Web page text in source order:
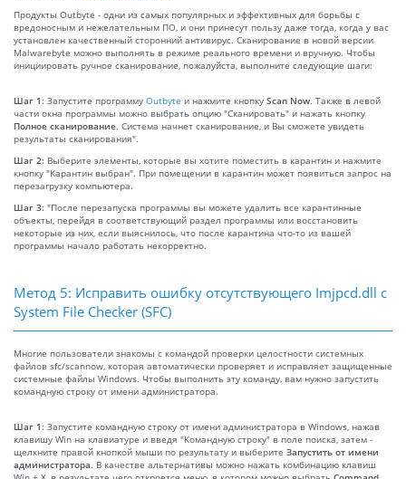
Продукты Outbyte - одни из самых популярных и эффективных для борьбы с
вредоносным и нежелательным ПО, и они принесут пользу даже тогда, когда у вас
установлен качественный сторонний антивирус. Сканирование в новой версии
Malwarebyte можно выполнять в режиме реального времени и вручную. Чтобы
инициировать ручное сканирование, пожалуйста, выполните следующие шаги:
Шаг 1: Запустите программу Outbyte и нажмите кнопку Scan Now. Также в левой
части окна программы можно выбрать опцию "Сканировать" и нажать кнопку
Полное сканирование. Система начнет сканирование, и Вы сможете увидеть
результаты сканирования".
Шаг 2: Выберите элементы, которые вы хотите поместить в карантин и нажмите
кнопку "Карантин выбран". При помещении в карантин может появиться запрос на
перезагрузку компьютера.
Шаг 3: "После перезапуска программы вы можете удалить все карантинные
объекты, перейдя в соответствующий раздел программы или восстановить
некоторые из них, если выяснилось, что после карантина что-то из вашей
программы начало работать некорректно.
Метод 5: Исправить ошибку отсутствующего Imjpcd.dll с
System File Checker (SFC)
Многие пользователи знакомы с командой проверки целостности системных
файлов sfc/scannow, которая автоматически проверяет и исправляет защищенные
системные файлы Windows. Чтобы выполнить эту команду, вам нужно запустить
командную строку от имени администратора.
Шаг 1: Запустите командную строку от имени администратора в Windows, нажав
клавишу Win на клавиатуре и введя "Командную строку" в поле поиска, затем -
щелкните правой кнопкой мыши по результату и выберите Запустить от имени
администратора. В качестве альтернативы можно нажать комбинацию клавиш